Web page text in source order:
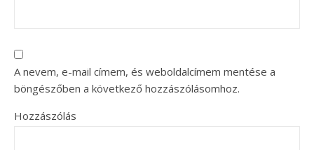
A nevem, e-mail címem, és weboldalcímem mentése a
böngészőben a következő hozzászólásomhoz.
Hozzászólás